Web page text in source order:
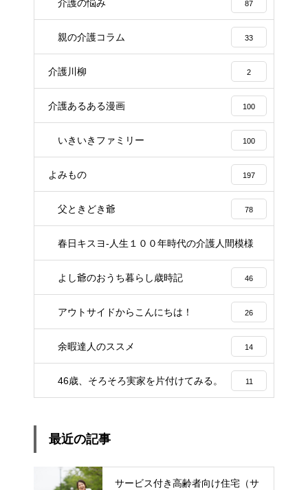
介護の悩み 87
親の介護コラム 33
介護川柳 2
介護あるある漫画 100
いきいきファミリー 100
よみもの 197
父ときどき爺 78
春日キスヨ-人生１００年時代の介護人間模様
よし爺のおうち暮らし歳時記 46
アウトサイドからこんにちは！ 26
余暇達人のススメ 14
46歳、そろそろ実家を片付けてみる。 11
最近の記事
サービス付き高齢者向け住宅（サ